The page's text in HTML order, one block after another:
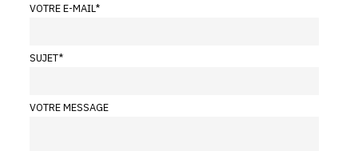
VOTRE E-MAIL*
SUJET*
VOTRE MESSAGE